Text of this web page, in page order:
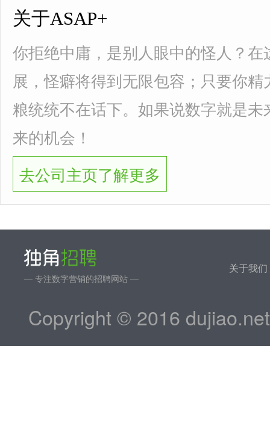
关于ASAP+
你拒绝中庸，是别人眼中的怪人？
展，怪癖将得到无限包容；只要你
粮统统不在话下。如果说数字就是
来的机会！
去公司主页了解更多
— 专注数字营销的招聘网站 —
关于我们
Copyright © 2016